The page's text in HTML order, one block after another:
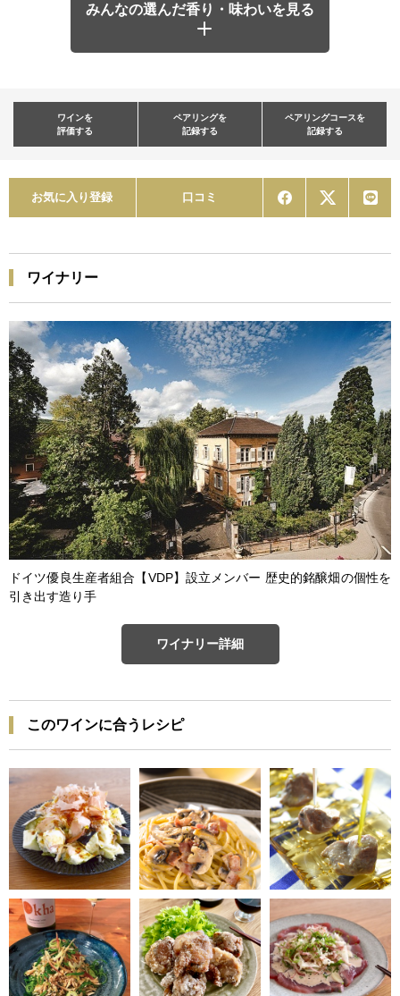
みんなの選んだ香り・味わいを見る
ワインを
評価する
ペアリングを
記録する
ペアリングコースを
記録する
お気に入り登録 口コミ
ワイナリー
ドイツ優良生産者組合【VDP】設立メンバー 歴史的銘醸畑の個性を
引き出す造り手
ワイナリー詳細
このワインに合うレシピ